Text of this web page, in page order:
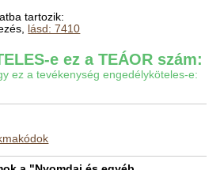
tartozik:
lásd: 7410
e ez a TEÁOR szám:
ez a tevékenység engedélyköteles-e: